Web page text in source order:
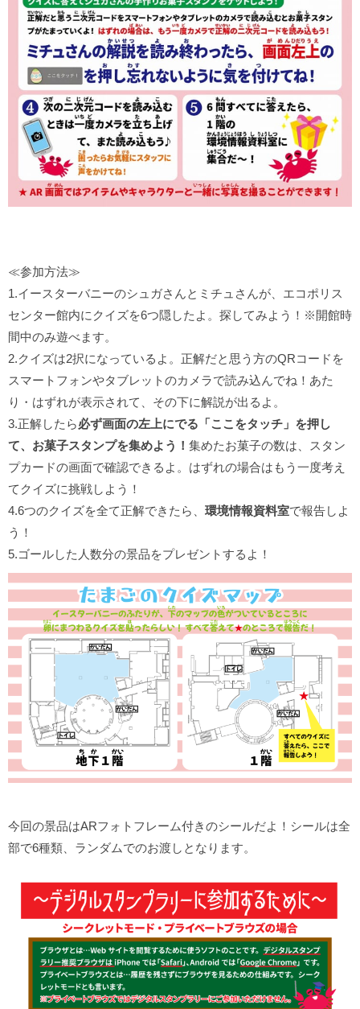
≪参加方法≫
1.イースターバニーのシュガさんとミチュさんが、エコポリス
センター館内にクイズを6つ隠したよ。探してみよう！※開館時
間中のみ遊べます。
2.クイズは2択になっているよ。正解だと思う方のQRコードを
スマートフォンやタブレットのカメラで読み込んでね！あた
り・はずれが表示されて、その下に解説が出るよ。
3.正解したら必ず画面の左上にでる「ここをタッチ」を押し
て、お菓子スタンプを集めよう！ 集めたお菓子の数は、スタン
プカードの画面で確認できるよ。はずれの場合はもう一度考え
てクイズに挑戦しよう！
4.6つのクイズを全て正解できたら、 環境情報資料室で報告しよ
う！
5.ゴールした人数分の景品をプレゼントするよ！
今回の景品はARフォトフレーム付きのシールだよ！シールは全
部で6種類、ランダムでのお渡しとなります。